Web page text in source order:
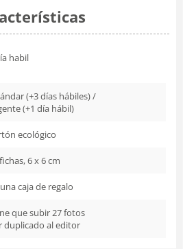
habil
(+3 días hábiles) /
(+1 día hábil)
ecológico
6 x 6 cm
caja de regalo
que subir 27 fotos
duplicado al editor